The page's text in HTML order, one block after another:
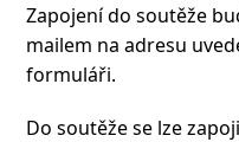
Zapojení do soutěže
mailem na adresu
formuláři.
Do soutěže se lze